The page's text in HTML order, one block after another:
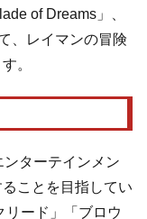
of Dreams」、
、レイマンの冒険
。
ターテインメン
ことを目指してい
リード」「ブロウ